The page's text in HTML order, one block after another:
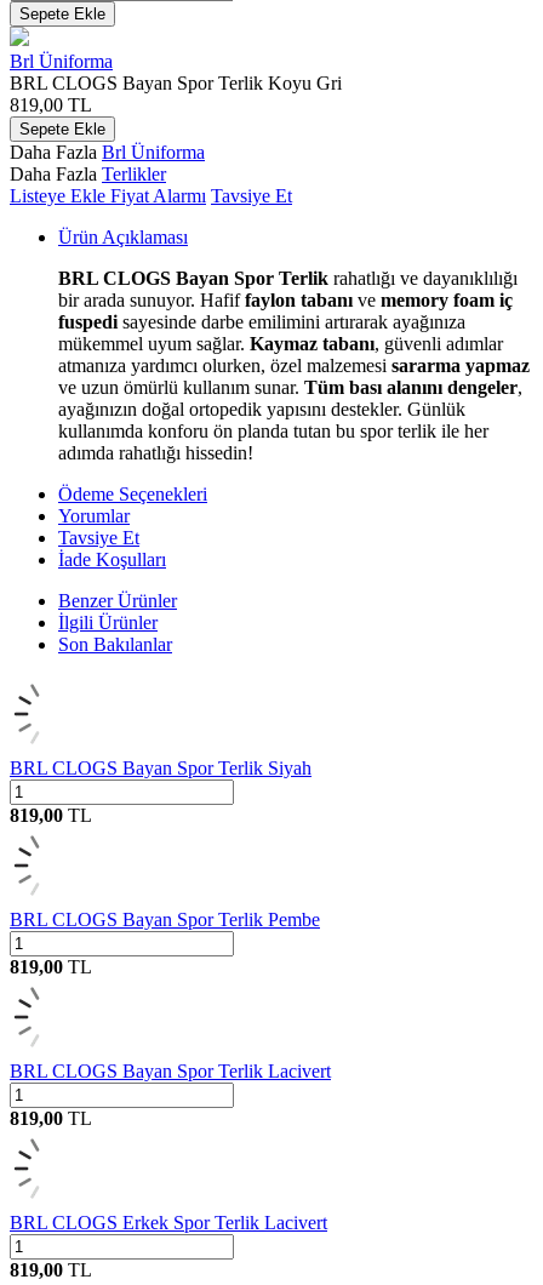
Sepete Ekle
Brl Üniforma
BRL CLOGS Bayan Spor Terlik Koyu Gri
819,00 TL
Sepete Ekle
Daha Fazla Brl Üniforma
Daha Fazla Terlikler
Listeye Ekle Fiyat Alarmı Tavsiye Et
Ürün Açıklaması
BRL CLOGS Bayan Spor Terlik rahatlığı ve dayanıklılığı
bir arada sunuyor. Hafiffaylon tabanı ve memory foam iç
fuspedi sayesinde darbe emilimini artırarak ayağınıza
mükemmel uyum sağlar. Kaymaz tabanı, güvenli adımlar
atmanıza yardımcı olurken, özel malzemesi sararma yapmaz
ve uzun ömürlü kullanım sunar. Tüm bası alanını dengeler,
ayağınızın doğal ortopedik yapısını destekler. Günlük
kullanımda konforu ön planda tutan bu spor terlik ile her
adımda rahatlığı hissedin!
Ödeme Seçenekleri
Yorumlar
Tavsiye Et
İade Koşulları
Benzer Ürünler
İlgili Ürünler
Son Bakılanlar
BRL CLOGS Bayan Spor Terlik Siyah
819,00 TL
BRL CLOGS Bayan Spor Terlik Pembe
819,00 TL
BRL CLOGS Bayan Spor Terlik Lacivert
819,00 TL
BRL CLOGS Erkek Spor Terlik Lacivert
819,00 TL